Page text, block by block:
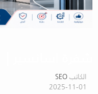
الكاتبSEO
2025-11-01